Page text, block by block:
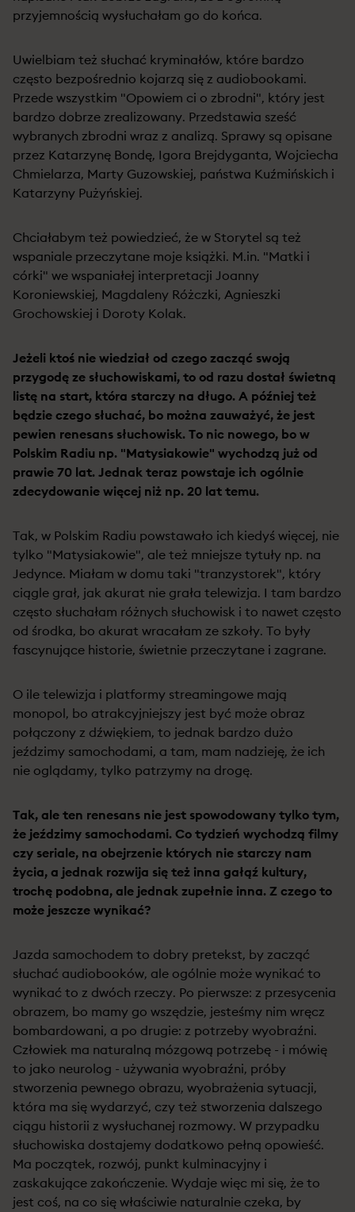
przyjemnością wysłuchałam go do końca.
Uwielbiam też słuchać kryminałów, które bardzo
często bezpośrednio kojarzą się z audiobookami.
Przede wszystkim "Opowiem ci o zbrodni", który jest
bardzo dobrze zrealizowany. Przedstawia sześć
wybranych zbrodni wraz z analizą. Sprawy są opisane
przez Katarzynę Bondę, Igora Brejdyganta, Wojciecha
Chmielarza, Marty Guzowskiej, państwa Kuźmińskich i
Katarzyny Pużyńskiej.
Chciałabym też powiedzieć, że w Storytel są też
wspaniale przeczytane moje książki. M.in. "Matki i
córki" we wspaniałej interpretacji Joanny
Koroniewskiej, Magdaleny Różczki, Agnieszki
Grochowskiej i Doroty Kolak.
Jeżeli ktoś nie wiedział od czego zacząć swoją
przygodę ze słuchowiskami, to od razu dostał świetną
listę na start, która starczy na długo. A później też
będzie czego słuchać, bo można zauważyć, że jest
pewien renesans słuchowisk. To nic nowego, bo w
Polskim Radiu np. "Matysiakowie" wychodzą już od
prawie 70 lat. Jednak teraz powstaje ich ogólnie
zdecydowanie więcej niż np. 20 lat temu.
Tak, w Polskim Radiu powstawało ich kiedyś więcej, nie
tylko "Matysiakowie", ale też mniejsze tytuły np. na
Jedynce. Miałam w domu taki "tranzystorek", który
ciągle grał, jak akurat nie grała telewizja. I tam bardzo
często słuchałam różnych słuchowisk i to nawet często
od środka, bo akurat wracałam ze szkoły. To były
fascynujące historie, świetnie przeczytane i zagrane.
O ile telewizja i platformy streamingowe mają
monopol, bo atrakcyjniejszy jest być może obraz
połączony z dźwiękiem, to jednak bardzo dużo
jeździmy samochodami, a tam, mam nadzieję, że ich
nie oglądamy, tylko patrzymy na drogę.
Tak, ale ten renesans nie jest spowodowany tylko tym,
że jeździmy samochodami. Co tydzień wychodzą filmy
czy seriale, na obejrzenie których nie starczy nam
życia, a jednak rozwija się też inna gałąź kultury,
trochę podobna, ale jednak zupełnie inna. Z czego to
może jeszcze wynikać?
Jazda samochodem to dobry pretekst, by zacząć
słuchać audiobooków, ale ogólnie może wynikać to
wynikać to z dwóch rzeczy. Po pierwsze: z przesycenia
obrazem, bo mamy go wszędzie, jesteśmy nim wręcz
bombardowani, a po drugie: z potrzeby wyobraźni.
Człowiek ma naturalną mózgową potrzebę - i mówię
to jako neurolog - używania wyobraźni, próby
stworzenia pewnego obrazu, wyobrażenia sytuacji,
która ma się wydarzyć, czy też stworzenia dalszego
ciągu historii z wysłuchanej rozmowy. W przypadku
słuchowiska dostajemy dodatkowo pełną opowieść.
Ma początek, rozwój, punkt kulminacyjny i
zaskakujące zakończenie. Wydaje więc mi się, że to
jest coś, na co się właściwie naturalnie czeka, by